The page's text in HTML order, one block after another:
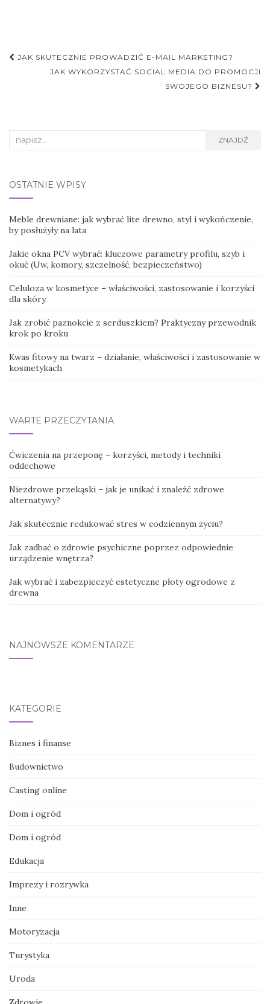
Nawigacja
postu
JAK SKUTECZNIE PROWADZIĆ E-MAIL MARKETING?
JAK WYKORZYSTAĆ SOCIAL MEDIA DO PROMOCJI
SWOJEGO BIZNESU?
Search
ZNAJDŹ
OSTATNIE WPISY
Meble drewniane: jak wybrać lite drewno, styl i wykończenie,
by posłużyły na lata
Jakie okna PCV wybrać: kluczowe parametry profilu, szyb i
okuć (Uw, komory, szczelność, bezpieczeństwo)
Celuloza w kosmetyce – właściwości, zastosowanie i korzyści
dla skóry
Jak zrobić paznokcie z serduszkiem? Praktyczny przewodnik
krok po kroku
Kwas fitowy na twarz – działanie, właściwości i zastosowanie w
kosmetykach
WARTE PRZECZYTANIA
Ćwiczenia na przeponę – korzyści, metody i techniki
oddechowe
Niezdrowe przekąski – jak je unikać i znaleźć zdrowe
alternatywy?
Jak skutecznie redukować stres w codziennym życiu?
Jak zadbać o zdrowie psychiczne poprzez odpowiednie
urządzenie wnętrza?
Jak wybrać i zabezpieczyć estetyczne płoty ogrodowe z
drewna
NAJNOWSZE KOMENTARZE
KATEGORIE
Biznes i finanse
Budownictwo
Casting online
Dom i ogród
Dom i ogród
Edukacja
Imprezy i rozrywka
Inne
Motoryzacja
Turystyka
Uroda